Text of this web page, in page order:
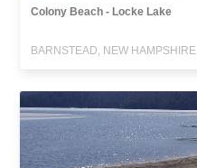
Colony Beach - Locke Lake
BARNSTEAD, NEW HAMPSHIRE